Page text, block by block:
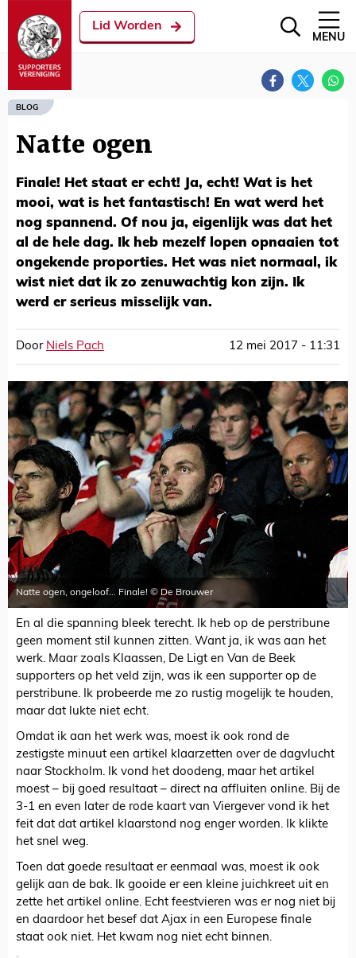
Lid Worden
MENU
BLOG
Natte ogen
Finale! Het staat er echt! Ja, echt! Wat is het
mooi, wat is het fantastisch! En wat werd het
nog spannend. Of nou ja, eigenlijk was dat het
al de hele dag. Ik heb mezelf lopen opnaaien tot
ongekende proporties. Het was niet normaal, ik
wist niet dat ik zo zenuwachtig kon zijn. Ik
werd er serieus misselijk van.
Door Niels Pach 12 mei 2017 - 11:31
Natte ogen, ongeloof... Finale! © De Brouwer
En al die spanning bleek terecht. Ik heb op de perstribune
geen moment stil kunnen zitten. Want ja, ik was aan het
werk. Maar zoals Klaassen, De Ligt en Van de Beek
supporters op het veld zijn, was ik een supporter op de
perstribune. Ik probeerde me zo rustig mogelijk te houden,
maar dat lukte niet echt.
Omdat ik aan het werk was, moest ik ook rond de
zestigste minuut een artikel klaarzetten over de dagvlucht
naar Stockholm. Ik vond het doodeng, maar het artikel
moest – bij goed resultaat – direct na affluiten online. Bij de
3-1 en even later de rode kaart van Viergever vond ik het
feit dat dat artikel klaarstond nog enger worden. Ik klikte
het snel weg.
Toen dat goede resultaat er eenmaal was, moest ik ook
gelijk aan de bak. Ik gooide er een kleine juichkreet uit en
zette het artikel online. Echt feestvieren was er nog niet bij
en daardoor het besef dat Ajax in een Europese finale
staat ook niet. Het kwam nog niet echt binnen.